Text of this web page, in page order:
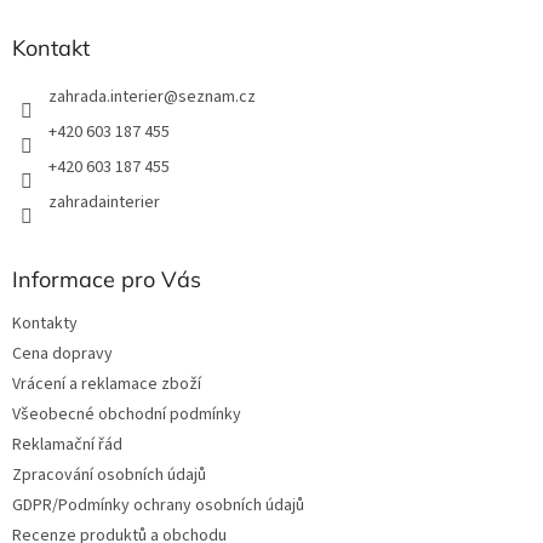
Kontakt
zahrada.interier@seznam.cz
+420 603 187 455
+420 603 187 455
zahradainterier
Informace pro Vás
Kontakty
Cena dopravy
Vrácení a reklamace zboží
Všeobecné obchodní podmínky
Reklamační řád
Zpracování osobních údajů
GDPR/Podmínky ochrany osobních údajů
Recenze produktů a obchodu